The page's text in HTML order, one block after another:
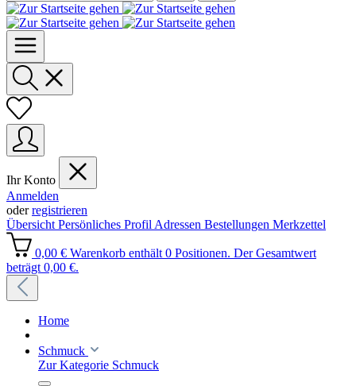
Ihr Konto
Anmelden
oderregistrieren
Übersicht Persönliches Profil Adressen Bestellungen Merkzettel
0,00 € Warenkorb enthält 0 Positionen. Der Gesamtwert
beträgt 0,00 €.
Home
Schmuck
Zur Kategorie Schmuck